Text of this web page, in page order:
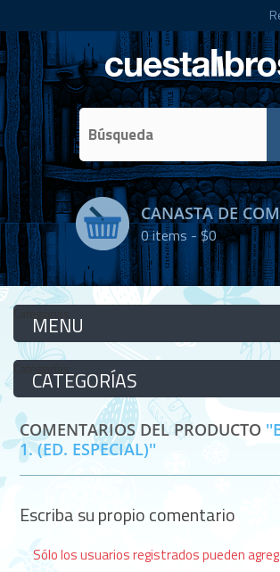
CANASTA DE
0items -$0
Categorías
Categorías
COMENTARIOS DEL PRODUCTO
1. (ED. ESPECIAL)
Escriba su propio comentario
Sólo los usuarios registrados pueden